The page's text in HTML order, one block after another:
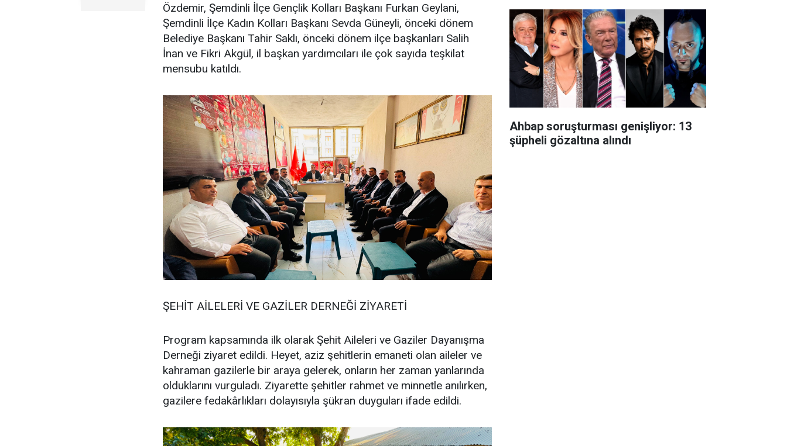
Özdemir, Şemdinli İlçe Gençlik Kolları Başkanı Furkan Geylani,
Şemdinli İlçe Kadın Kolları Başkanı Sevda Güneyli, önceki dönem
Belediye Başkanı Tahir Saklı, önceki dönem ilçe başkanları Salih
İnan ve Fikri Akgül, il başkan yardımcıları ile çok sayıda teşkilat
mensubu katıldı.
ŞEHİT AİLELERİ VE GAZİLER DERNEĞİ ZİYARETİ
Program kapsamında ilk olarak Şehit Aileleri ve Gaziler Dayanışma
Derneği ziyaret edildi. Heyet, aziz şehitlerin emaneti olan aileler ve
kahraman gazilerle bir araya gelerek, onların her zaman yanlarında
olduklarını vurguladı. Ziyarette şehitler rahmet ve minnetle anılırken,
gazilere fedakârlıkları dolayısıyla şükran duyguları ifade edildi.
Ahbap soruşturması genişliyor: 13
şüpheli gözaltına alındı